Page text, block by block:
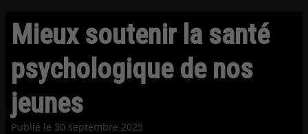
Mieux soutenir la santé
psychologique de nos
jeunes
Publié le 30 septembre 2025